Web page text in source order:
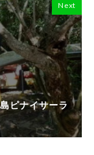
Next
ピナイサーラ